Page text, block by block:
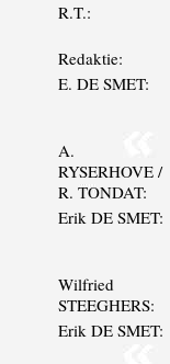
R.T.:
Redaktie:
E. DE SMET:
A.
RYSERHOVE /
R. TONDAT:
Erik DE SMET:
Wilfried
STEEGHERS:
Erik DE SMET: